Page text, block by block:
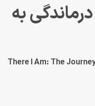
به
There I Am: The